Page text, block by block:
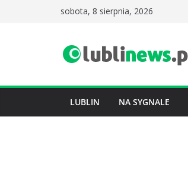
sobota, 8 sierpnia, 2026
LUBLIN NA SYGNALE